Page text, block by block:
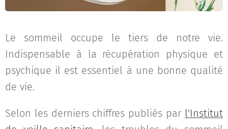
Le sommeil occupe le tiers de notre vie.
Indispensable à la récupération physique et
psychique il est essentiel à une bonne qualité
de vie.
Selon les derniers chiffres publiés par l'Institut